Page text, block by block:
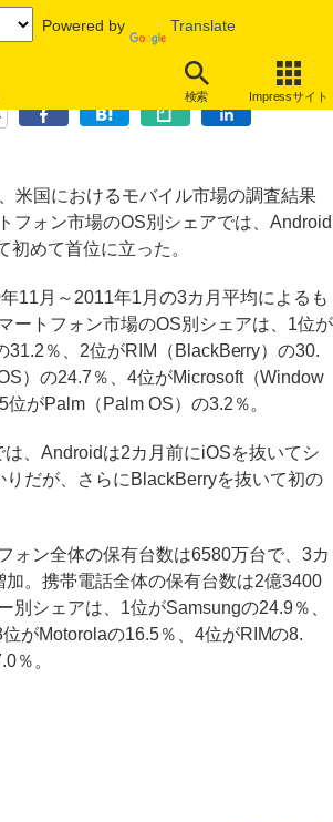
Powered by Translate
検索 Impressサイト
OS別シェア、Androidが初めてトップに
米国におけるモバイル市場の調査結果
フォン市場のOS別シェアでは、Android
初めて首位に立った。
11月～2011年1月の3カ月平均によるも
ートフォン市場のOS別シェアは、1位が
31.2％、2位がRIM（BlackBerry）の30.
）の24.7％、4位がMicrosoft（Window
がPalm（Palm OS）の3.2％。
、Androidは2カ月前にiOSを抜いてシ
りだが、さらにBlackBerryを抜いて初の
ォン全体の保有台数は6580万台で、3カ
加。携帯電話全体の保有台数は2億3400
別シェアは、1位がSamsungの24.9％、
がMotorolaの16.5％、4位がRIMの8.
％。